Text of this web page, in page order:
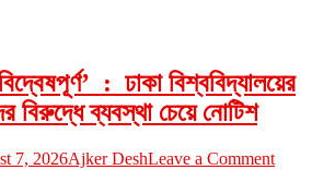
১
: ঢাকা বিশ্ববিদ্যালয়ের
বিরুদ্ধে ব্যবস্থা চেয়ে নোটিশ
7, 2026Ajker DeshLeave a Commenton